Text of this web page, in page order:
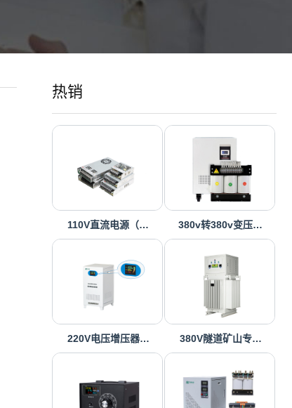
热销
110V直流电源（… 380v转380v变压…
220V电压增压器… 380V隧道矿山专…